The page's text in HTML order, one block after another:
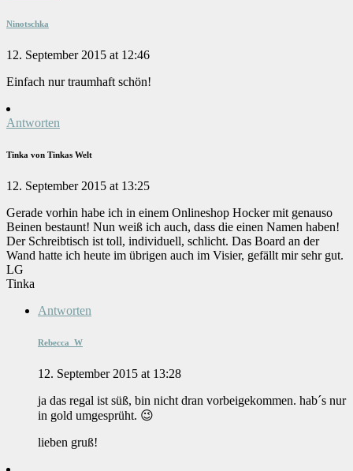
Ninotschka
12. September 2015 at 12:46
Einfach nur traumhaft schön!
Antworten
Tinka von Tinkas Welt
12. September 2015 at 13:25
Gerade vorhin habe ich in einem Onlineshop Hocker mit genauso
Beinen bestaunt! Nun weiß ich auch, dass die einen Namen haben!
Der Schreibtisch ist toll, individuell, schlicht. Das Board an der
Wand hatte ich heute im übrigen auch im Visier, gefällt mir sehr gut.
LG
Tinka
Antworten
Rebecca_W
12. September 2015 at 13:28
ja das regal ist süß, bin nicht dran vorbeigekommen. hab´s nur
in gold umgesprüht. 😉
lieben gruß!